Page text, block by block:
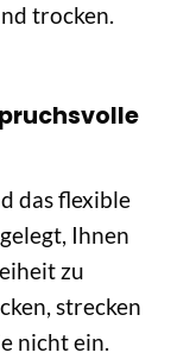
trocken.
das flexible
Ihnen
zu
strecken
nicht ein.